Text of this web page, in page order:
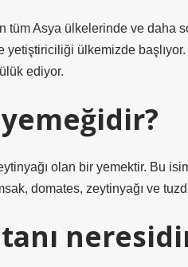
Asya ülkelerinde ve daha
yetiştiriciliği ülkemizde
ediyor.
olan bir yemektir. Bu
domates, zeytinyağı ve